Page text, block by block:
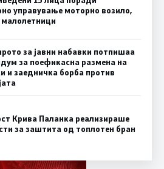
управување моторно возило,
за јавни набавки потпишаа
за поефикасна размена на
и заедничка борба против
Крива Паланка реализираше
за заштита од топлотен бран